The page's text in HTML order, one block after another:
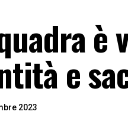
è
e
2023